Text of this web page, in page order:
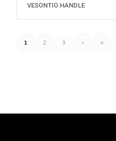
VESONTIO HANDLE
1 2 3 › »